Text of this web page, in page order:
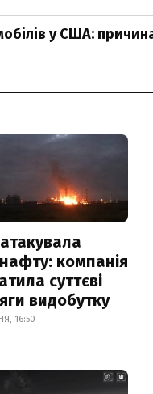
у США:
компанія
суттєві
видобутку
16:50